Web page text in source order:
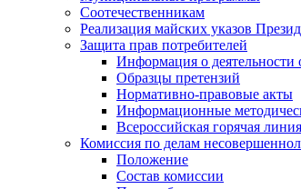
Соотечественникам
Реализация майских указов
Защита прав потребителей
Информация о деятельности
Образцы претензий
Нормативно-правовые акты
Информационные
Всероссийская горячая
Комиссия по делам
Положение
Состав комиссии